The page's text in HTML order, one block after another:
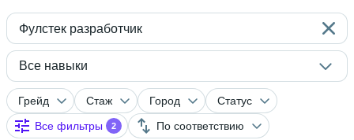
Фулстек разработчик
Все навыки
Грейд Стаж Город
Статус
Все фильтры
2 По соответствию